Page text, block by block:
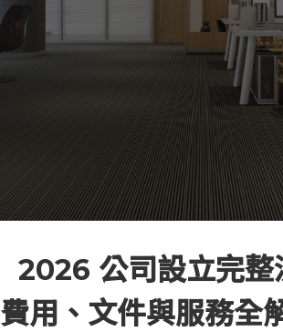
2026 公司設立完整
費用、文件與服務全